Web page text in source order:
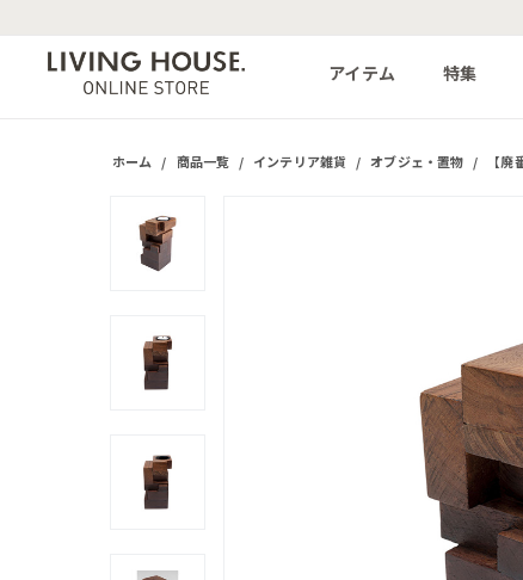
アイテム 特集
ホーム / 商品一覧 / インテリア雑貨 / オブジェ・置物 / 【